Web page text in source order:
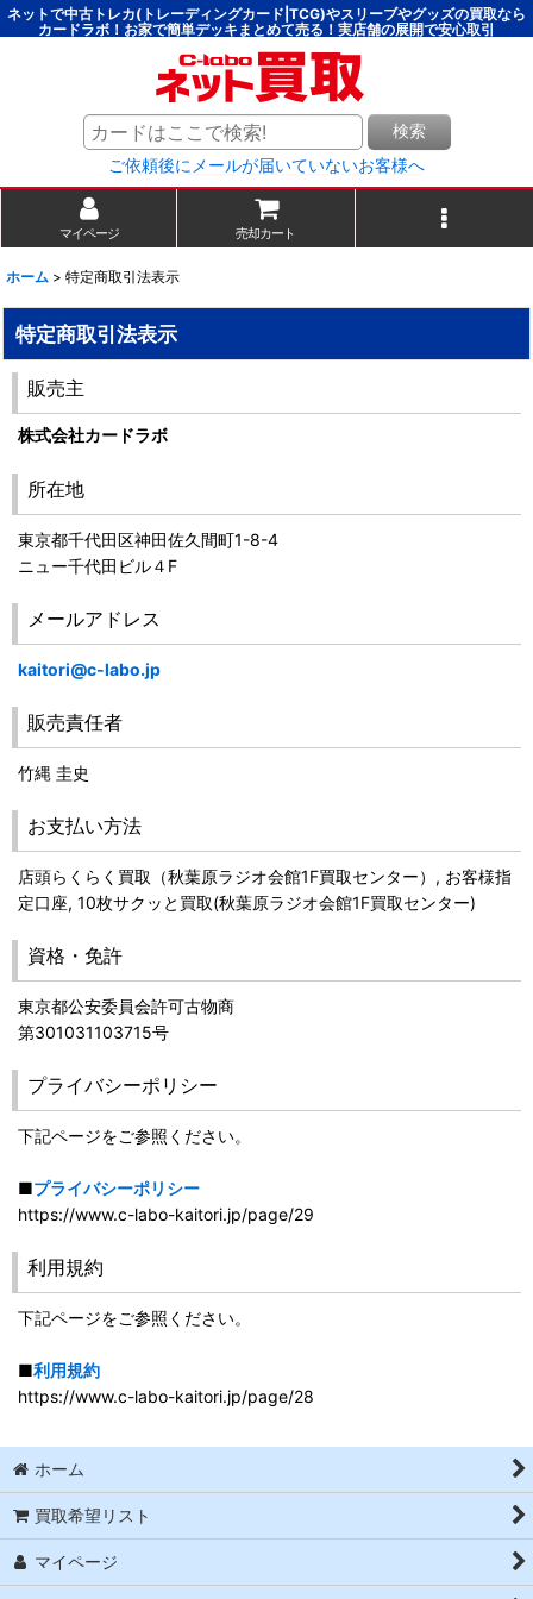
ネットで中古トレカ(トレーディングカード|TCG)やスリーブやグッズの買取なら
カードラボ！お家で簡単デッキまとめて売る！実店舗の展開で安心取引
検索
ご依頼後にメールが届いていないお客様へ
マイページ 売却カート
ホーム > 特定商取引法表示
特定商取引法表示
販売主
株式会社カードラボ
所在地
東京都千代田区神田佐久間町1-8-4
ニュー千代田ビル４F
メールアドレス
kaitori@c-labo.jp
販売責任者
竹縄 圭史
お支払い方法
店頭らくらく買取（秋葉原ラジオ会館1F買取センター）, お客様指
定口座, 10枚サクッと買取(秋葉原ラジオ会館1F買取センター)
資格・免許
東京都公安委員会許可古物商
第301031103715号
プライバシーポリシー
下記ページをご参照ください。
■プライバシーポリシー
https://www.c-labo-kaitori.jp/page/29
利用規約
下記ページをご参照ください。
■利用規約
https://www.c-labo-kaitori.jp/page/28
ホーム
買取希望リスト
マイページ